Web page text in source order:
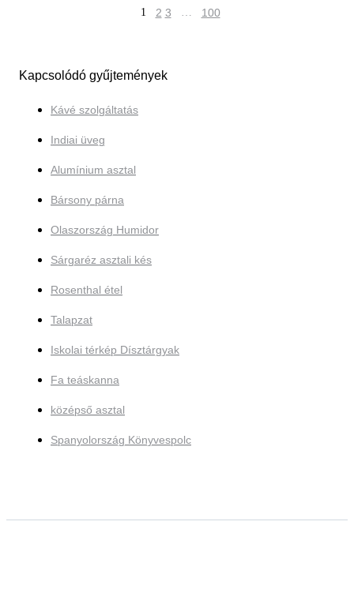
1 2 3 … 100
Kapcsolódó gyűjtemények
Kávé szolgáltatás
Indiai üveg
Alumínium asztal
Bársony párna
Olaszország Humidor
Sárgaréz asztali kés
Rosenthal étel
Talapzat
Iskolai térkép Dísztárgyak
Fa teáskanna
középső asztal
Spanyolország Könyvespolc